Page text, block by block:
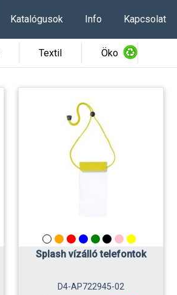
Katalógusok Info Kapcsolat
Textil Öko
Splash vízálló telefontok
D4-AP722945-02